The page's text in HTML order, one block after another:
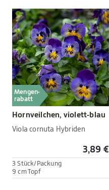
Mengen-
rabatt
Hornveilchen, violett-blau
Viola cornuta Hybriden
3,89 €
3 Stück/Packung
9 cm Topf